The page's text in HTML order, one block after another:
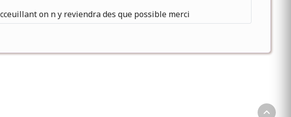
on n y reviendra des que possible merci